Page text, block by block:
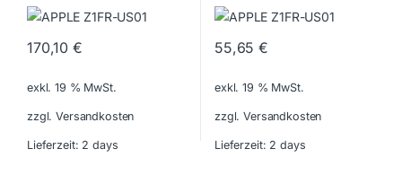
170,10€
exkl. 19 % MwSt.
zzgl. Versandkosten
Lieferzeit: 2 days
55,65€
exkl. 19 % MwSt.
zzgl. Versandkosten
Lieferzeit: 2 days